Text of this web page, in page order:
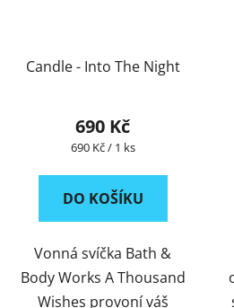
Candle - Into The Night
690 Kč
Měrná
690 Kč / 1 ks
DO KOŠÍKU
Vonná svíčka Bath &
Body Works A Thousand
Wishes provoní váš